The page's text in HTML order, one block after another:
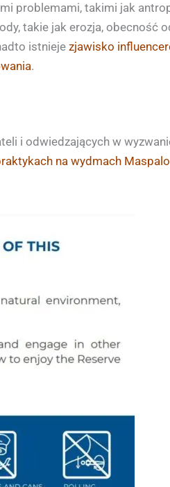
problemami, takimi jak
takie jak erozja, obecność
istnieje zjawisko
.
i odwiedzających w
na wydmach